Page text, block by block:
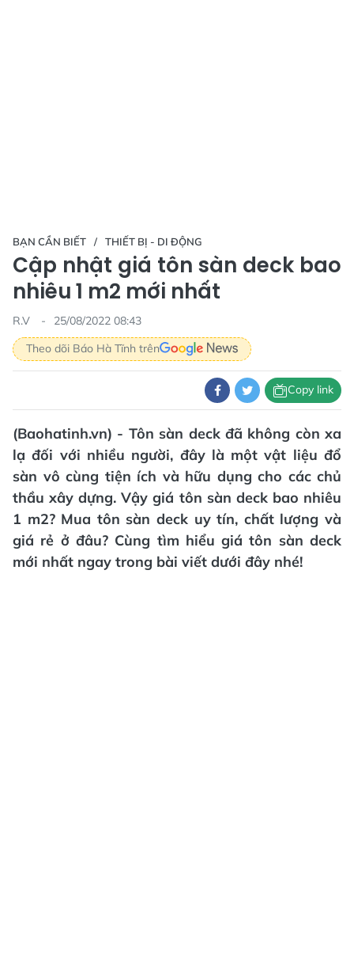
BẠN CẦN BIẾT THIẾT BỊ - DI ĐỘNG
Cập nhật giá tôn sàn deck bao
nhiêu 1 m2 mới nhất
R.V
25/08/2022 08:43
Theo dõi Báo Hà Tĩnh trên
Copy link
(Baohatinh.vn) - Tôn sàn deck đã không còn xa
lạ đối với nhiều người, đây là một vật liệu đổ
sàn vô cùng tiện ích và hữu dụng cho các chủ
thầu xây dựng. Vậy giá tôn sàn deck bao nhiêu
1 m2? Mua tôn sàn deck uy tín, chất lượng và
giá rẻ ở đâu? Cùng tìm hiểu giá tôn sàn deck
mới nhất ngay trong bài viết dưới đây nhé!